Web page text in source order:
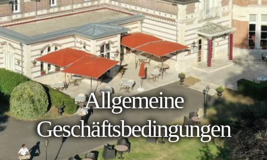
Allgemeine
Geschäftsbedingungen